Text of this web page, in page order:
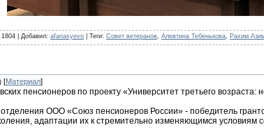
| Добавил: afanasyevo Теги: Совет ветеранов, Алевтина Тебенькова, Рахим
[Материал]
пенсионеров по проекту «Университет третьего возраста:
ООО «Союз пенсионеров России» - победитель
адаптации их к стремительно изменяющимся условиям